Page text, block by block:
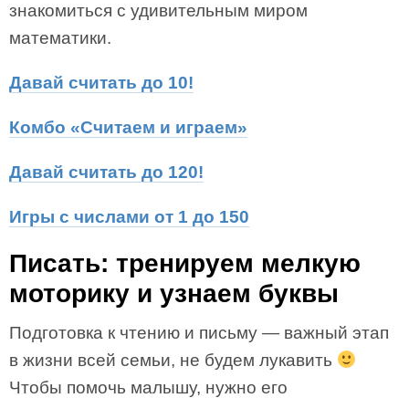
знакомиться с удивительным миром
математики.
Давай считать до 10!
Комбо «Считаем и играем»
Давай считать до 120!
Игры с числами от 1 до 150
Писать: тренируем мелкую
моторику и узнаем буквы
Подготовка к чтению и письму — важный этап
в жизни всей семьи, не будем лукавить
Чтобы помочь малышу, нужно его